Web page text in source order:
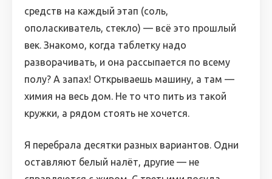
средств на каждый этап (соль,
ополаскиватель, стекло) — всё это прошлый
век. Знакомо, когда таблетку надо
разворачивать, и она рассыпается по всему
полу? А запах! Открываешь машину, а там —
химия на весь дом. Не то что пить из такой
кружки, а рядом стоять не хочется.
Я перебрала десятки разных вариантов. Одни
оставляют белый налёт, другие — не